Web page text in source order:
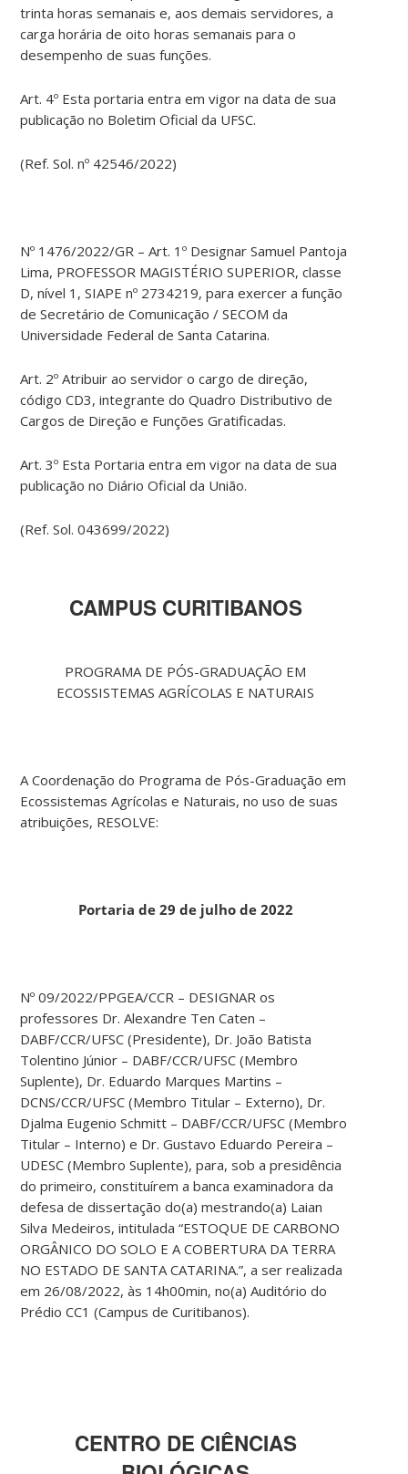
trinta horas semanais e, aos demais servidores, a
carga horária de oito horas semanais para o
desempenho de suas funções.
Art. 4º Esta portaria entra em vigor na data de sua
publicação no Boletim Oficial da UFSC.
(Ref. Sol. nº 42546/2022)
Nº 1476/2022/GR – Art. 1º Designar Samuel Pantoja
Lima, PROFESSOR MAGISTÉRIO SUPERIOR, classe
D, nível 1, SIAPE nº 2734219, para exercer a função
de Secretário de Comunicação / SECOM da
Universidade Federal de Santa Catarina.
Art. 2º Atribuir ao servidor o cargo de direção,
código CD3, integrante do Quadro Distributivo de
Cargos de Direção e Funções Gratificadas.
Art. 3º Esta Portaria entra em vigor na data de sua
publicação no Diário Oficial da União.
(Ref. Sol. 043699/2022)
CAMPUS CURITIBANOS
PROGRAMA DE PÓS-GRADUAÇÃO EM
ECOSSISTEMAS AGRÍCOLAS E NATURAIS
A Coordenação do Programa de Pós-Graduação em
Ecossistemas Agrícolas e Naturais, no uso de suas
atribuições, RESOLVE:
Portaria de 29 de julho de 2022
Nº 09/2022/PPGEA/CCR – DESIGNAR os
professores Dr. Alexandre Ten Caten –
DABF/CCR/UFSC (Presidente), Dr. João Batista
Tolentino Júnior – DABF/CCR/UFSC (Membro
Suplente), Dr. Eduardo Marques Martins –
DCNS/CCR/UFSC (Membro Titular – Externo), Dr.
Djalma Eugenio Schmitt – DABF/CCR/UFSC (Membro
Titular – Interno) e Dr. Gustavo Eduardo Pereira –
UDESC (Membro Suplente), para, sob a presidência
do primeiro, constituírem a banca examinadora da
defesa de dissertação do(a) mestrando(a) Laian
Silva Medeiros, intitulada “ESTOQUE DE CARBONO
ORGÂNICO DO SOLO E A COBERTURA DA TERRA
NO ESTADO DE SANTA CATARINA.”, a ser realizada
em 26/08/2022, às 14h00min, no(a) Auditório do
Prédio CC1 (Campus de Curitibanos).
CENTRO DE CIÊNCIAS